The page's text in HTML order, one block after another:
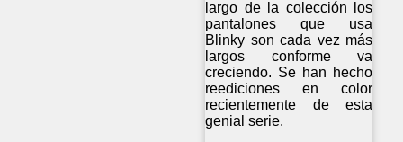
largo de la colección los
pantalones que usa
Blinky son cada vez más
largos conforme va
creciendo. Se han hecho
reediciones en color
recientemente de esta
genial serie.